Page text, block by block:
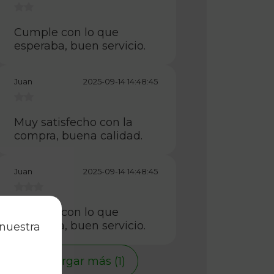
Cumple con lo que
esperaba, buen servicio.
Juan 2025-09-14 14:48:45
Muy satisfecho con la
compra, buena calidad.
Juan 2025-09-14 14:48:45
Cumple con lo que
esperaba, buen servicio.
Cargar más (1)